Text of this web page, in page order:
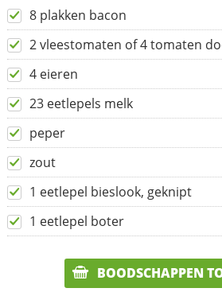
8 plakken bacon
2 vleestomaten of 4 tomaten
4 eieren
23 eetlepels melk
peper
zout
1 eetlepel bieslook, geknipt
1 eetlepel boter
BOODSCHAPPEN